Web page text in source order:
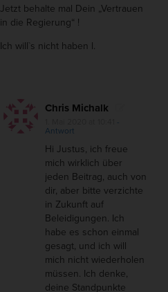
Jetzt behalte mal Dein „Vertrauen
in die Regierung“ !
Ich will`s nicht haben l.
Chris Michalk
-
Antwort
Hi Justus, ich freue
mich wirklich über
jeden Beitrag, auch von
dir, aber bitte verzichte
in Zukunft auf
Beleidigungen. Ich
habe es schon einmal
gesagt, und ich will
mich nicht wiederholen
müssen. Ich denke,
deine Standpunkte